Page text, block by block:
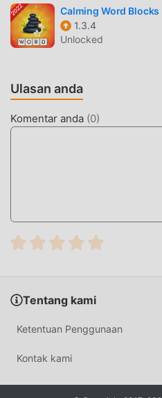
dan karakternya yang
Ўйини Кроссворд menarik
dan dibandingkan dengan
berani. Dengan teknologi yang
layar game telah sangat
mempertahankan gaya asli
MOD UNIK
mengumpulkan kekayaan/
kesenangan dari permainan,
proses akumulasi pasti akan
situasi ini. Di sini, Anda tidak
Calming Word Blocks
1.3.4
Unlocked
Ulasan anda
Komentar anda (0)
Tentang kami
Ketentuan Penggunaan
Kontak kami